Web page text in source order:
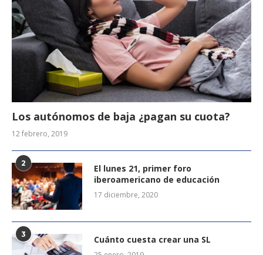
Los autónomos de baja ¿pagan su cuota?
12 febrero, 2019
2
El lunes 21, primer foro
iberoamericano de educación
17 diciembre, 2020
3 Cuánto cuesta crear una SL